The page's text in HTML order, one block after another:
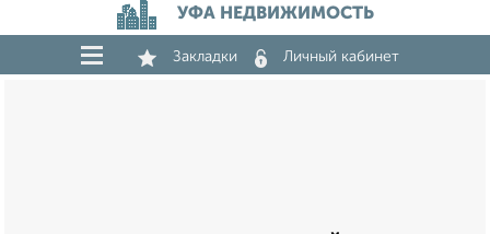
УФА НЕДВИЖИМОСТЬ
Закладки Личный кабинет